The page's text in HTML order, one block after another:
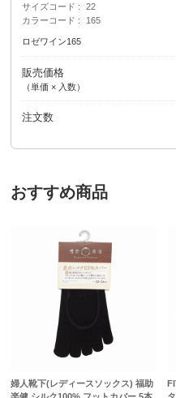
サイズコード
22
カラーコード
165
ロゼワイン165
販売価格
（単価 × 入数）
注文数
おすすめ商品
婦人靴下(レディースソックス) 福助